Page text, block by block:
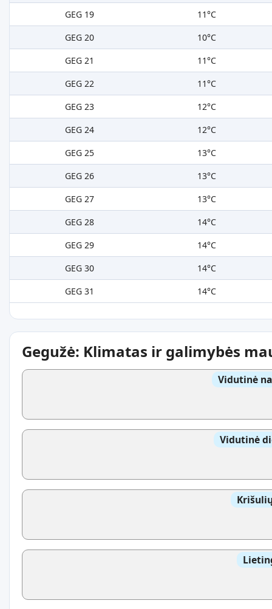
GEG 19
11°C
GEG 20
10°C
GEG 21
11°C
GEG 22
11°C
GEG 23
12°C
GEG 24
12°C
GEG 25
13°C
GEG 26
13°C
GEG 27
13°C
GEG 28
14°C
GEG 29
14°C
GEG 30
14°C
GEG 31
14°C
Gegužė: Klimatas ir galimybės
Vidutinė
Vidutinė